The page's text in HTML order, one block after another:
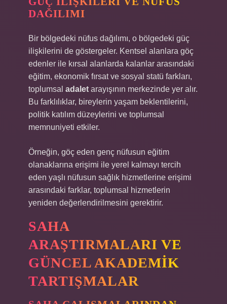
DAĞILIMI
Bir bölgedeki nüfus dağılımı, o bölgedeki güç
ilişkilerini de göstergeler. Kentsel alanlara göç
edenler ile kırsal alanlarda kalanlar arasındaki
eğitim, ekonomik fırsat ve sosyal statü farkları,
toplumsal adalet arayışının merkezinde yer alır.
Bu farklılıklar, bireylerin yaşam beklentilerini,
politik katılım düzeylerini ve toplumsal
memnuniyeti etkiler.
Örneğin, göç eden genç nüfusun eğitim
olanaklarına erişimi ile yerel kalmayı tercih
eden yaşlı nüfusun sağlık hizmetlerine erişimi
arasındaki farklar, toplumsal hizmetlerin
yeniden değerlendirilmesini gerektirir.
SAHA
ARAŞTIRMALARI VE
GÜNCEL AKADEMIK
TARTIŞMALAR